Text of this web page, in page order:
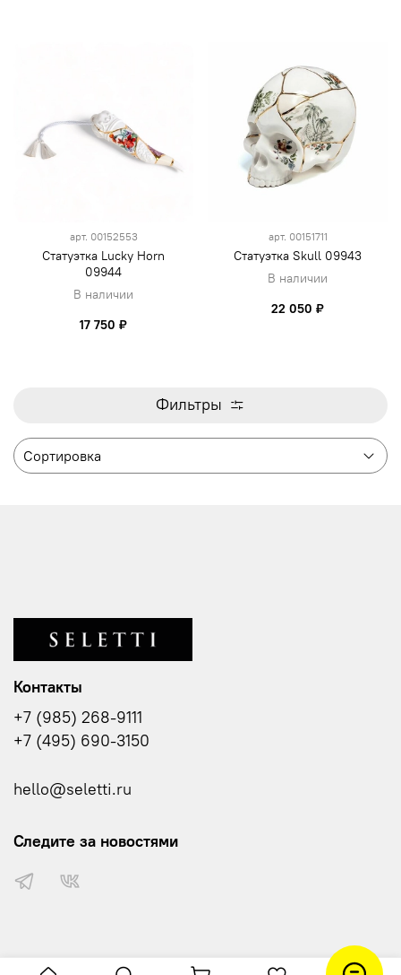
арт. 00152553
Статуэтка Lucky Horn
09944
В наличии
17 750 ₽
арт. 00151711
Статуэтка Skull 09943
В наличии
22 050 ₽
Фильтры
Контакты
+7 (985) 268-9111
+7 (495) 690-3150
hello@seletti.ru
Следите за новостями